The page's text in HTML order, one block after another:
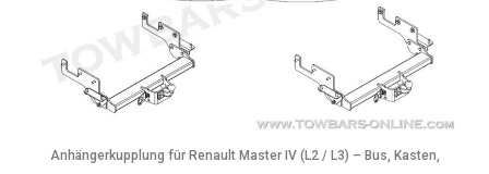
Anhängerkupplung für Renault Master IV (L2 / L3) – Bus, Kasten,